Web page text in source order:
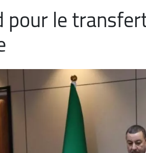
pour le